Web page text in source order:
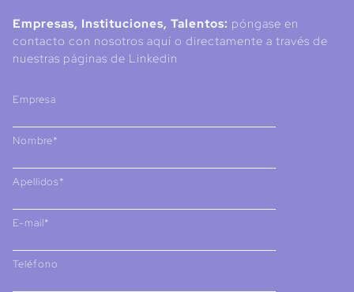
Empresas, Instituciones, Talentos: póngase en
contacto con nosotros aquí o directamente a través de
nuestras páginas de Linkedin
Empresa
Nombre*
Apellidos*
E-mail*
Teléfono